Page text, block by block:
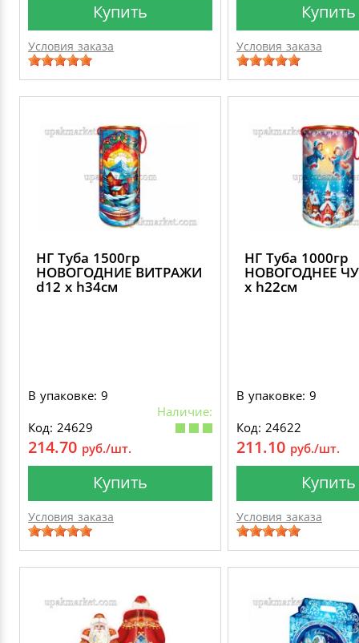
Купить
Условия заказа
Купить
Условия заказа
НГ Туба 1500гр
НОВОГОДНИЕ ВИТРАЖИ
d12 х h34см
В упаковке: 9
Наличие:
Код: 24629
214.70 руб./шт.
Купить
Условия заказа
НГ Туба 1000гр
НОВОГОДНЕЕ
х h22см
В упаковке: 9
Код: 24622
211.10 руб./шт.
Купить
Условия заказа